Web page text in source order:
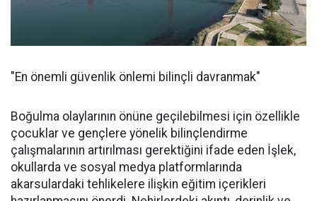
"En önemli güvenlik önlemi bilinçli davranmak"
Boğulma olaylarının önüne geçilebilmesi için özellikle
çocuklar ve gençlere yönelik bilinçlendirme
çalışmalarının artırılması gerektiğini ifade eden İşlek,
okullarda ve sosyal medya platformlarında
akarsulardaki tehlikelere ilişkin eğitim içerikleri